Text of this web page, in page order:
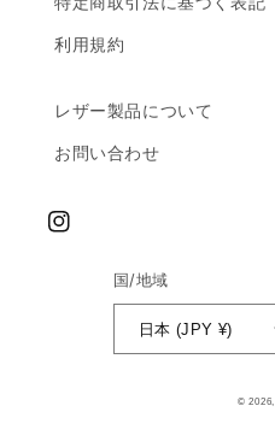
利用規約
レザー製品について
お問い合わせ
Instagram
国/地域
日本 (JPY ¥)
© 2026,